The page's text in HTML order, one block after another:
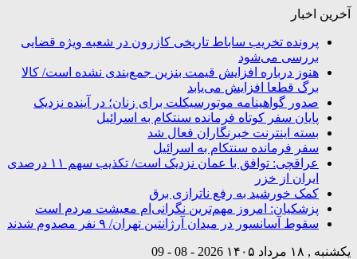
آخرین اخبار
پرونده تخریب ساباط تاریخی کازرون در شعبه ویژه قضایی
بررسی می‌شود
هنوز درباره افزایش قیمت بنزین جمع‌بندی نشده است/ کالا
برگ قطعا افزایش می‌یابد
صدور گواهینامه موتورسیکلت برای زنان؛ در آینده نزدیک
پایان سفر کوتاه فرمانده سنتکام به اسرائیل
بسته اینترنت خبرنگاران فعال شد
سفر فرمانده سنتکام به اسرائیل
عراقچی: توافق با عمان نزدیک است/ تکذیب سهم ۱۱ درصدی
ایران از خزر
کمک خورشید به رفع ناترازی برق
پزشکیان: امروز مهم‌ترین نگرانی‌ام معیشت مردم است
سقوط آسانسور در میدان آرژانتین تهران/ ۹ نفر مصدوم شدند
یکشنبه , ۱۸ مرداد ۱۴۰۵ 2026 - 08 - 09